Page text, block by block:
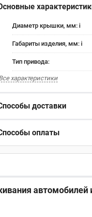
Диаметр крышки, мм: i
Габариты изделия, мм: i
Тип привода:
характеристики
доставки
оплаты
автомобилей